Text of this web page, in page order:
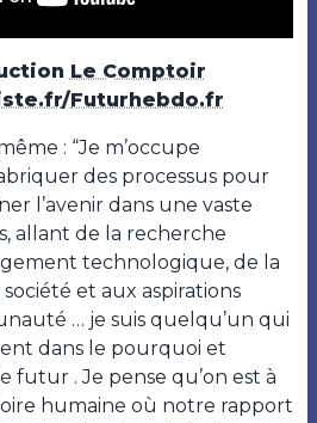
Le Comptoir
/Futurhebdo.fr
: “Je m’occupe
des processus pour
l’avenir dans une vaste
allant de la recherche
technologique, de la
et aux aspirations
… je suis quelqu’un qui
dans le pourquoi et
futur . Je pense qu’on est à
humaine où notre rapport